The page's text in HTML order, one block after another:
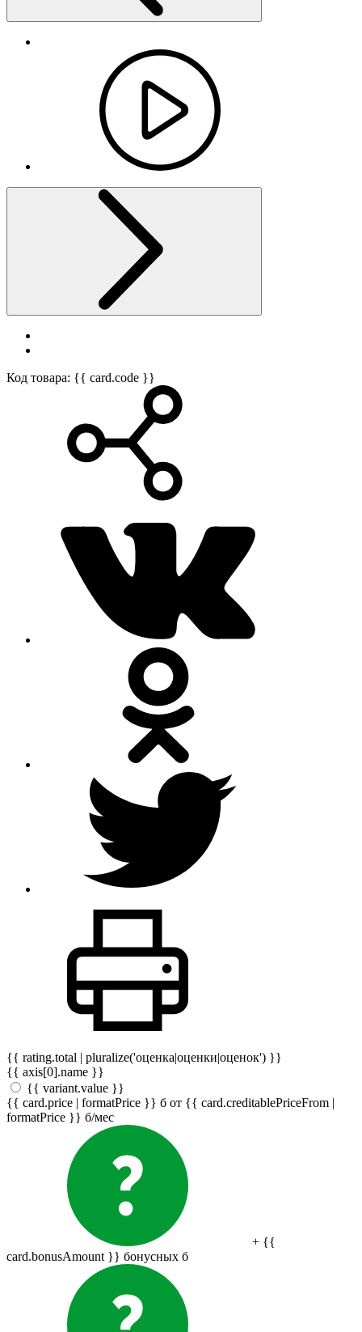
Код товара: {{ card.code }}
{{ rating.total | pluralize('оценка|оценки|оценок') }}
{{ axis[0].name }}
{{ variant.value }}
{{ card.price | formatPrice }} б от {{ card.creditablePriceFrom |
formatPrice }} б/мес
+ {{
card.bonusAmount }} бонусных б